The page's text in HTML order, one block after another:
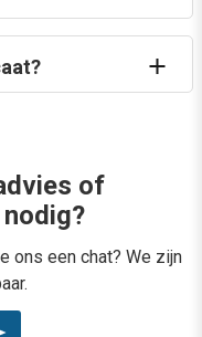
of
ons een chat? We zijn